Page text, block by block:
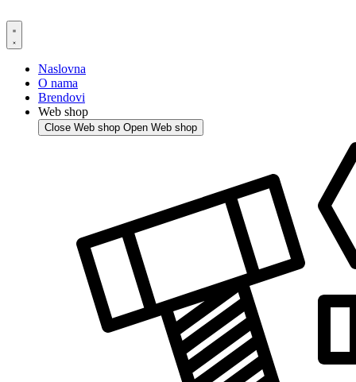
to
content
Naslovna
O nama
Brendovi
Web shop
Close Web shop Open Web shop